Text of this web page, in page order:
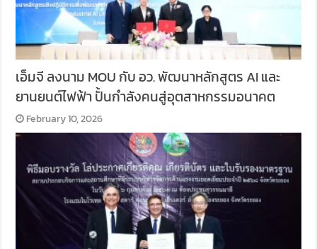
เอ็มจี ลงนาม MOU กับ อว. พัฒนาหลักสูตร AI และ
ยานยนต์ไฟฟ้า ปั้นกำลังคนสู่อุตสาหกรรมอนาคต
February 10, 2026